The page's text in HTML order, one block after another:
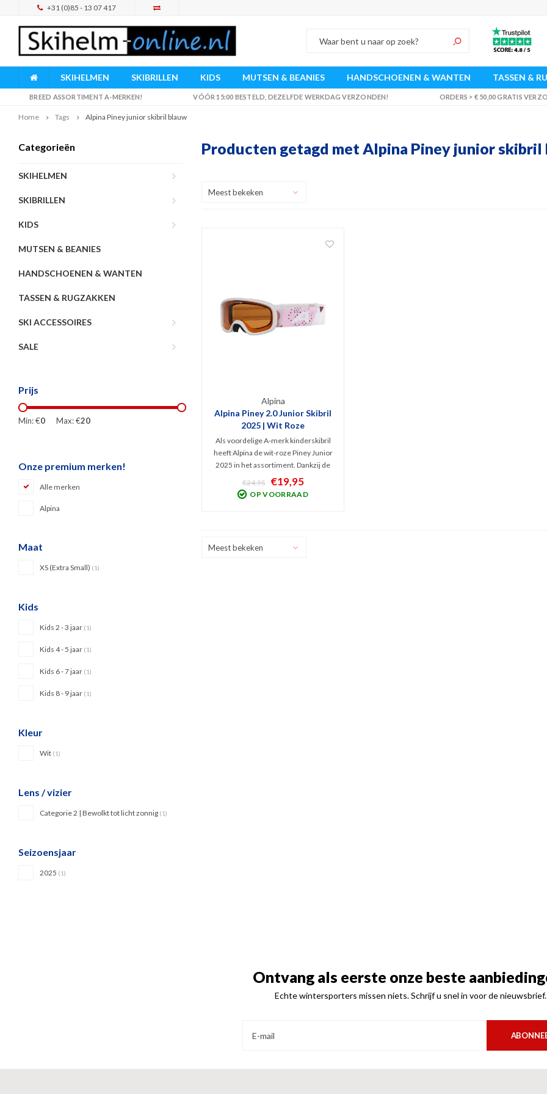
+31 (0)85 - 13 07 417
SKIHELMEN SKIBRILLEN KIDS MUTSEN & BEANIES HANDSCHOENEN & WANTEN TASSEN &
BREED ASSORTIMENT A-MERKEN! VÓÓR 15:00 BESTELD, DEZELFDE WERKDAG VERZONDEN! ORDERS > € 50,00 GRATIS
Home Tags Alpina Piney junior skibril blauw
Categorieën
SKIHELMEN
SKIBRILLEN
KIDS
MUTSEN & BEANIES
HANDSCHOENEN & WANTEN
TASSEN & RUGZAKKEN
SKI ACCESSOIRES
SALE
Prijs
Min: €0 Max: €20
Onze premium merken!
Alle merken
Alpina
Maat
XS (Extra Small) (1)
Kids
Kids 2 - 3 jaar (1)
Kids 4 - 5 jaar (1)
Kids 6 - 7 jaar (1)
Kids 8 - 9 jaar (1)
Kleur
Wit (1)
Lens / vizier
Categorie 2 | Bewolkt tot licht zonnig (1)
Seizoensjaar
2025 (1)
Producten getagd met Alpina Piney junior skibril
Meest bekeken
Alpina
Alpina Piney 2.0 Junior Skibril
2025 | Wit Roze
Als voordelige A-merk kinderskibril
heeft Alpina de wit-roze Piney Junior
2025 in het assortiment. Dankzij de
contrastrijke Hicon SingleFlex lens
(Cat. 2) biedt dit kidsmodel
sneeuwbril het beste zicht bij bewolkt
€24,95 €19,95
OP VOORRAAD
Meest bekeken
Ontvang als eerste onze beste
Echte wintersporters missen niets. Schrijf u snel in voor de nieuwsbrief.